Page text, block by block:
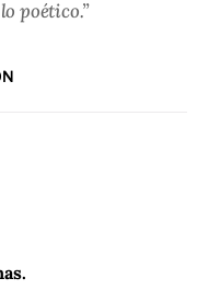
poético.”